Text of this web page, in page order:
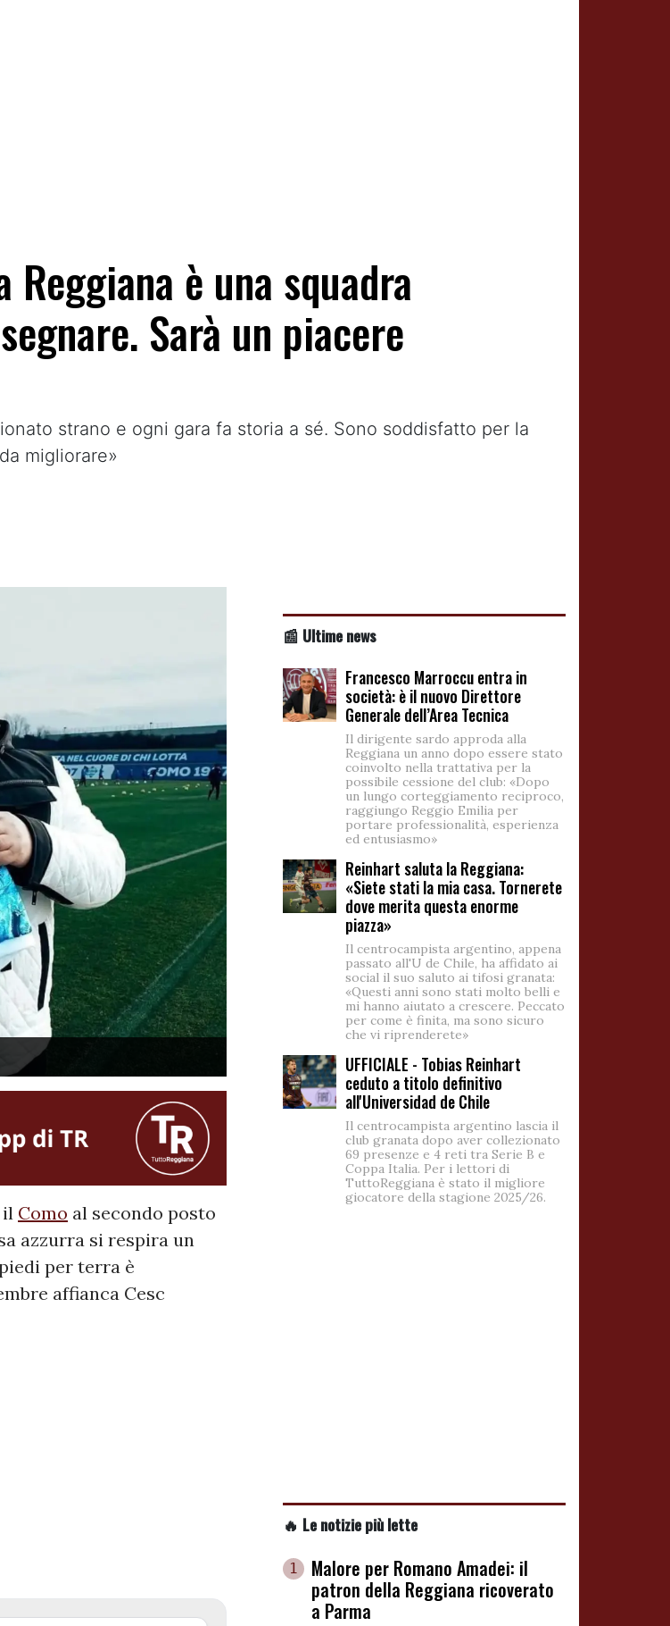
è una squadra
Sarà un piacere
strano e ogni gara fa storia a sé. Sono soddisfatto per la
migliorare»
Como al secondo posto
azzurra si respira un
per terra è
affianca Cesc
📰 Ultime news
Francesco Marroccu entra in
società: è il nuovo Direttore
Generale dell’Area Tecnica
Il dirigente sardo approda alla
Reggiana un anno dopo essere stato
coinvolto nella trattativa per la
possibile cessione del club: «Dopo
un lungo corteggiamento reciproco,
raggiungo Reggio Emilia per
portare professionalità, esperienza
ed entusiasmo»
Reinhart saluta la Reggiana:
«Siete stati la mia casa. Tornerete
dove merita questa enorme
piazza»
Il centrocampista argentino, appena
passato all'U de Chile, ha affidato ai
social il suo saluto ai tifosi granata:
«Questi anni sono stati molto belli e
mi hanno aiutato a crescere. Peccato
per come è finita, ma sono sicuro
che vi riprenderete»
UFFICIALE - Tobias Reinhart
ceduto a titolo definitivo
all'Universidad de Chile
Il centrocampista argentino lascia il
club granata dopo aver collezionato
69 presenze e 4 reti tra Serie B e
Coppa Italia. Per i lettori di
TuttoReggiana è stato il migliore
giocatore della stagione 2025/26.
🔥 Le notizie più lette
1
Malore per Romano Amadei: il
patron della Reggiana ricoverato
a Parma